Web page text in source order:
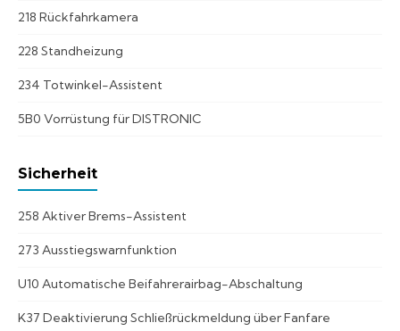
218 Rückfahrkamera
228 Standheizung
234 Totwinkel-Assistent
5B0 Vorrüstung für DISTRONIC
Sicherheit
258 Aktiver Brems-Assistent
273 Ausstiegswarnfunktion
U10 Automatische Beifahrerairbag-Abschaltung
K37 Deaktivierung Schließrückmeldung über Fanfare